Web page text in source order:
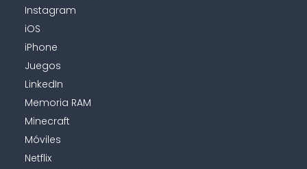
Instagram
iOS
iPhone
Juegos
LinkedIn
Memoria RAM
Minecraft
Móviles
Netflix